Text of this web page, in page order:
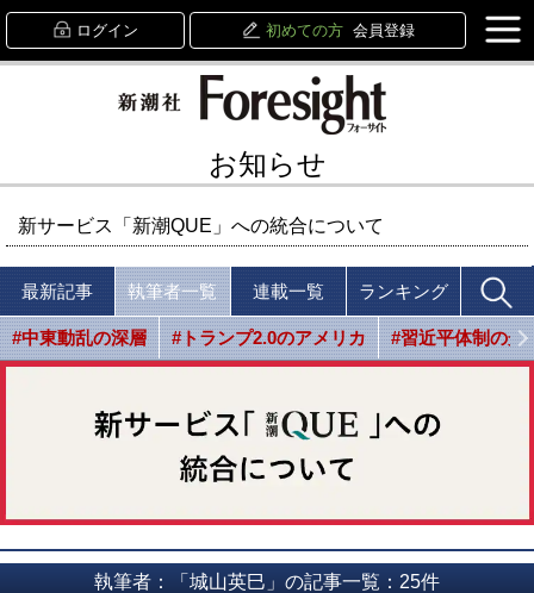
ログイン 初めての方 会員登録
お知らせ
新サービス「新潮QUE」への統合について
最新記事 執筆者一覧 連載一覧 ランキング
#中東動乱の深層 #トランプ2.0のアメリカ #習近平体制の光
執筆者：「城山英巳」の記事一覧：25件